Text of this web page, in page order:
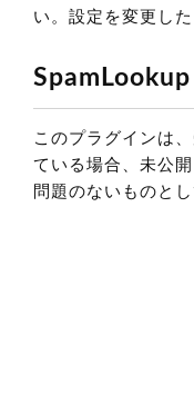
い。設定を変更し
このプラグインは
ている場合、未公
問題のないものと